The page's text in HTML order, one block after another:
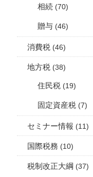
相続 (70)
贈与 (46)
消費税 (46)
地方税 (38)
住民税 (19)
固定資産税 (7)
セミナー情報 (11)
国際税務 (10)
税制改正大綱 (37)